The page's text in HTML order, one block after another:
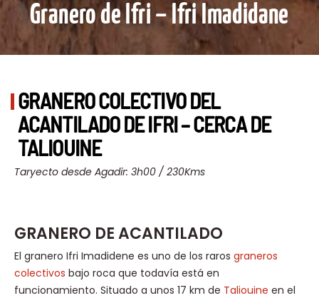
Granero de Ifri – Ifri Imadidane
GRANERO COLECTIVO DEL
ACANTILADO DE IFRI – CERCA DE
TALIOUINE
Taryecto desde Agadir: 3h00 / 230Kms
GRANERO DE ACANTILADO
El granero Ifri Imadidene es uno de los raros graneros
colectivos bajo roca que todavía está en
funcionamiento. Situado a unos 17 km de Taliouine en el